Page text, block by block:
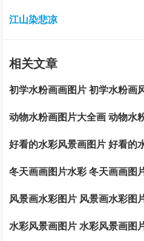
江山染悲凉
相关文章
初学水粉画画图片 初学水粉画
动物水粉画图片大全画 动物水
好看的水彩风景画图片 好看的
冬天画画图片水彩 冬天画画图
风景画水彩图片 风景画水彩图
水彩风景画图片 水彩风景画图